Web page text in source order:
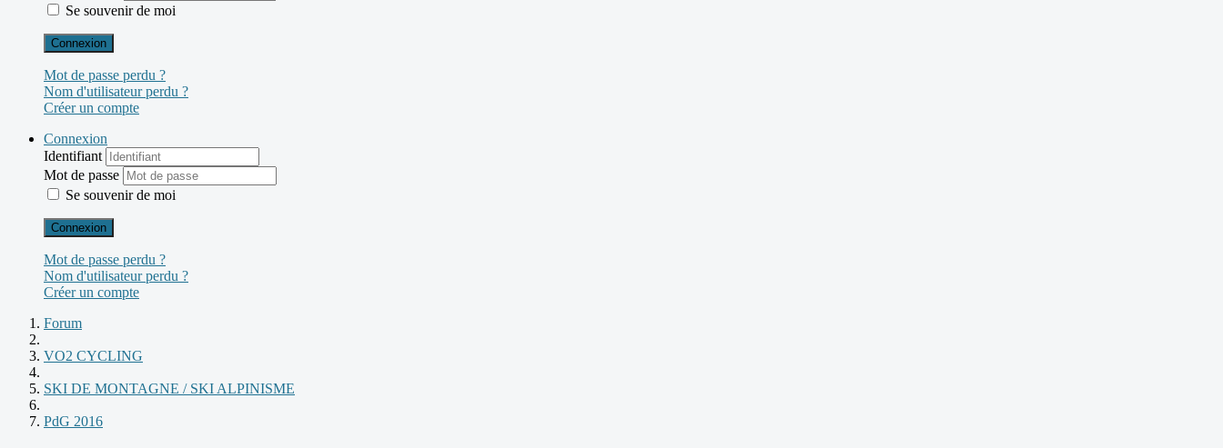
Se souvenir de moi
Connexion
Mot de passe perdu ?
Nom d'utilisateur perdu ?
Créer un compte
Connexion
Identifiant
Mot de passe
Se souvenir de moi
Connexion
Mot de passe perdu ?
Nom d'utilisateur perdu ?
Créer un compte
Forum
VO2 CYCLING
SKI DE MONTAGNE / SKI ALPINISME
PdG 2016